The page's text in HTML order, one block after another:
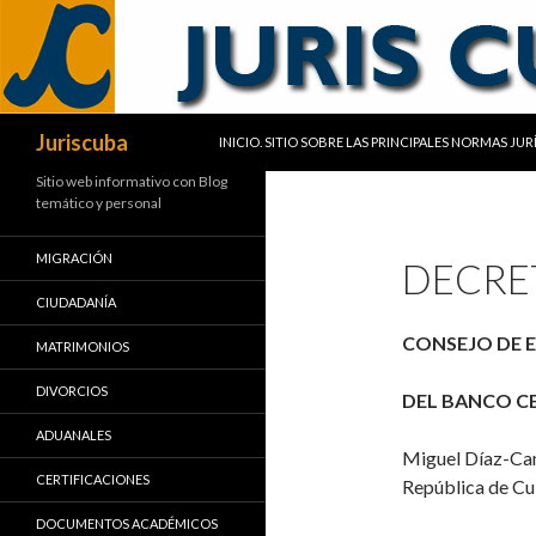
Juriscuba
INICIO. SITIO SOBRE LAS PRINCIPALES NORMAS
CONSEJO DE
DEL BANCO
Miguel Díaz-
República de
Sitio web informativo con Blog
temático y personal
MIGRACIÓN
CIUDADANÍA
MATRIMONIOS
DIVORCIOS
ADUANALES
CERTIFICACIONES
DOCUMENTOS ACADÉMICOS